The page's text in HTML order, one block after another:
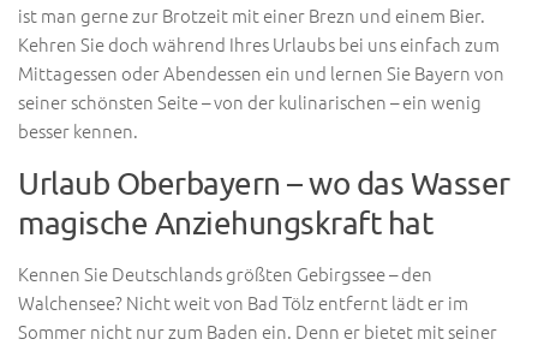
ist man gerne zur Brotzeit mit einer Brezn und einem Bier.
Kehren Sie doch während Ihres Urlaubs bei uns einfach zum
Mittagessen oder Abendessen ein und lernen Sie Bayern von
seiner schönsten Seite – von der kulinarischen – ein wenig
besser kennen.
Urlaub Oberbayern – wo das Wasser
magische Anziehungskraft hat
Kennen Sie Deutschlands größten Gebirgssee – den
Walchensee? Nicht weit von Bad Tölz entfernt lädt er im
Sommer nicht nur zum Baden ein. Denn er bietet mit seiner